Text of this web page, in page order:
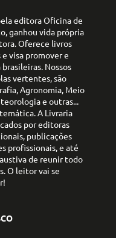
editora Oficina de
ganhou vida própria
Oferece livros
visa promover e
Nossos
vertentes, são
Agronomia, Meio
e outras...
A Livraria
por editoras
publicações
profissionais, e até
de reunir todo
O leitor vai se